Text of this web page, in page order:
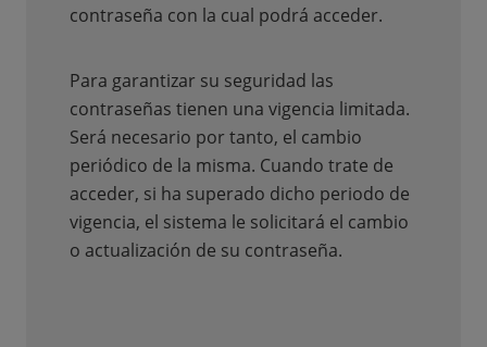
contraseña con la cual podrá acceder.
Para garantizar su seguridad las
contraseñas tienen una vigencia limitada.
Será necesario por tanto, el cambio
periódico de la misma. Cuando trate de
acceder, si ha superado dicho periodo de
vigencia, el sistema le solicitará el cambio
o actualización de su contraseña.